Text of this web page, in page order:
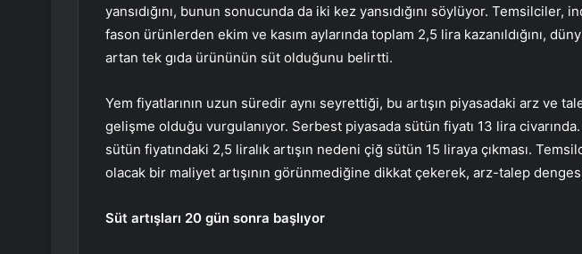
yansıdığını, bunun sonucunda da iki kez yansıdığını söylüyor. Temsilciler,
fason ürünlerden ekim ve kasım aylarında toplam 2,5 lira kazanıldığını,
artan tek gıda ürününün süt olduğunu belirtti.
Yem fiyatlarının uzun süredir aynı seyrettiği, bu artışın piyasadaki arz ve
gelişme olduğu vurgulanıyor. Serbest piyasada sütün fiyatı 13 lira
sütün fiyatındaki 2,5 liralık artışın nedeni çiğ sütün 15 liraya çıkması.
olacak bir maliyet artışının görünmediğine dikkat çekerek, arz-talep
Süt artışları 20 gün sonra başlıyor